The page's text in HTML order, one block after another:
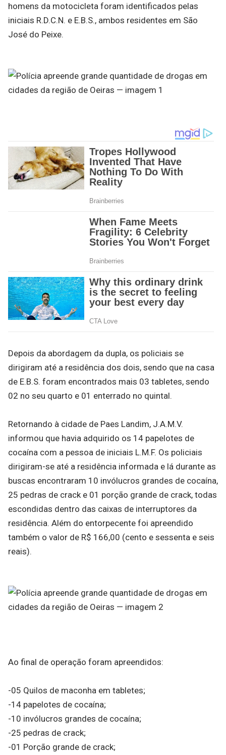
homens da motocicleta foram identificados pelas
iniciais R.D.C.N. e E.B.S., ambos residentes em São
José do Peixe.
Depois da abordagem da dupla, os policiais se
dirigiram até a residência dos dois, sendo que na casa
de E.B.S. foram encontrados mais 03 tabletes, sendo
02 no seu quarto e 01 enterrado no quintal.
Retornando à cidade de Paes Landim, J.A.M.V.
informou que havia adquirido os 14 papelotes de
cocaína com a pessoa de iniciais L.M.F. Os policiais
dirigiram-se até a residência informada e lá durante as
buscas encontraram 10 invólucros grandes de cocaína,
25 pedras de crack e 01 porção grande de crack, todas
escondidas dentro das caixas de interruptores da
residência. Além do entorpecente foi apreendido
também o valor de R$ 166,00 (cento e sessenta e seis
reais).
Ao final de operação foram apreendidos:
-05 Quilos de maconha em tabletes;
-14 papelotes de cocaína;
-10 invólucros grandes de cocaína;
-25 pedras de crack;
-01 Porção grande de crack;